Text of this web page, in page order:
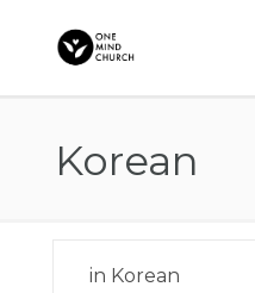
Korean
in Korean